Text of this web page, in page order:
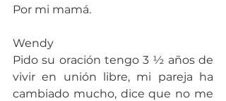
Por mi mamá.
Wendy
Pido su oración tengo 3 ½ años de
vivir en unión libre, mi pareja ha
cambiado mucho, dice que no me